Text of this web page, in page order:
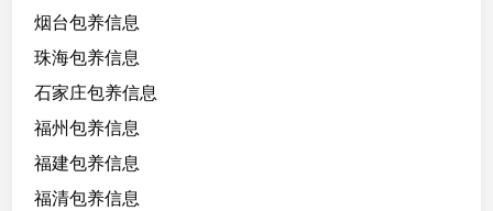
烟台包养信息
珠海包养信息
石家庄包养信息
福州包养信息
福建包养信息
福清包养信息